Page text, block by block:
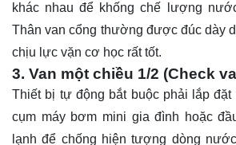
khác nhau để khống chế lượng
Thân van cổng thường được đúc dày
chịu lực vặn cơ học rất tốt.
3. Van một chiều 1/2 (Check
Thiết bị tự động bắt buộc phải lắp đặt
cụm máy bơm mini gia đình hoặc
lạnh để chống hiện tượng dòng